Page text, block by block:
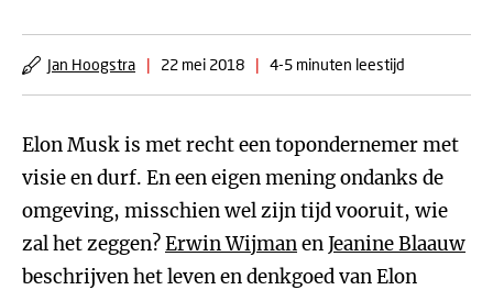
Jan Hoogstra | 22 mei 2018 | 4-5 minuten leestijd
Elon Musk is met recht een topondernemer met
visie en durf. En een eigen mening ondanks de
omgeving, misschien wel zijn tijd vooruit, wie
zal het zeggen?Erwin WijmanenJeanine Blaauw
beschrijven het leven en denkgoed van Elon